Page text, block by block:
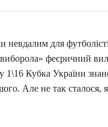
невдалим для
феєричний
Кубка України
Але не так сталося,